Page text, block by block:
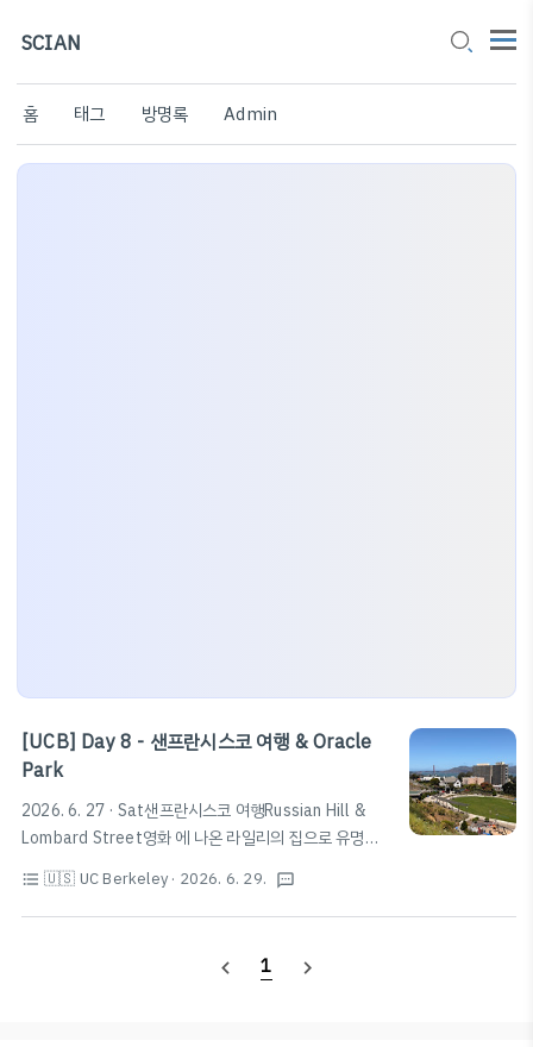
SCIAN
홈 태그 방명록 Admin
[UCB] Day 8 - 샌프란시스코 여행 & Oracle
Park
2026. 6. 27 · Sat샌프란시스코 여행Russian Hill &
Lombard Street영화 에 나온 라일리의 집으로 유명한
Russian Hill과 Lombard Street에 다녀왔다.Powell
Street부터 케이블카를 타고 가는 방법이 있지만, 사람이
많은 경우 버스를 타고 조금만 걸으면 Lombard Street
앨커트래즈 섬 쪽을 보고 내려오다보면 금문교를 비롯하
format_list_bulleted 🇺🇸 UC Berkeley · 2026. 6. 29. textsms
navigate_before 1 navigate_next